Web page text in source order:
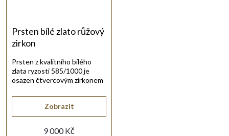
Prsten bílé zlato růžový
zirkon
9 000 Kč
Zobrazit
Prsten z kvalitního bílého
zlata ryzosti 585/1000 je
osazen čtvercovým zirkonem